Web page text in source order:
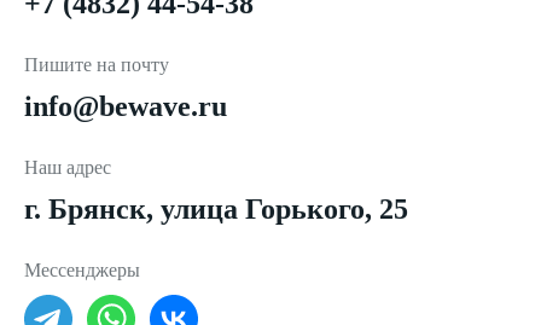
Пишите на почту
info@bewave.ru
Наш адрес
г. Брянск, улица Горького, 25
Мессенджеры